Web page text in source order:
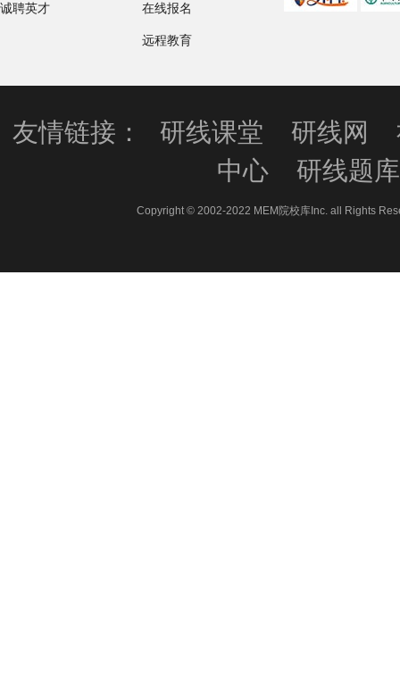
诚聘英才 在线报名
远程教育
友情链接： 研线课堂 研线网
中心
研线题库
Copyright © 2002-2022 MEM院校库Inc. all Rights